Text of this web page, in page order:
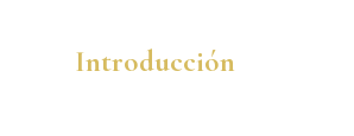
Introducción